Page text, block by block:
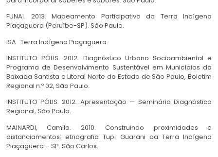
FUNAI. 2013. Mapeamento Participativo da Terra Indígena
Piaçaguera (Peruíbe-SP). São Paulo.
ISA Terra Indígena Piaçaguera
INSTITUTO PÓLIS. 2012. Diagnóstico Urbano Socioambiental e
Programa de Desenvolvimento Sustentável em Municípios da
Baixada Santista e Litoral Norte do Estado de São Paulo, Boletim
Regional n.º 02, São Paulo.
INSTITUTO PÓLIS. 2012. Apresentação — Seminário Diagnóstico
Regional, São Paulo.
MAINARDI, Camila. 2010. Construindo proximidades e
distanciamentos: etnografia Tupi Guarani da Terra Indígena
Piaçaguera – SP. São Carlos.